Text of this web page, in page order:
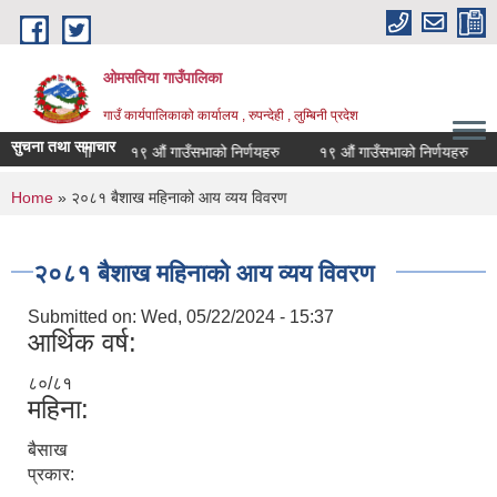
Skip to main content
ओमसतिया गाउँपालिका
गाउँ कार्यपालिकाको कार्यालय , रुपन्देही , लुम्बिनी प्रदेश
सुचना तथा समाचार
सूचना १९ औं गाउँसभाको निर्णयहरु १९ औं गाउँसभाको निर्णयहरु
You are here
Home » २०८१ बैशाख महिनाको आय व्यय विवरण
२०८१ बैशाख महिनाको आय व्यय विवरण
Submitted on: Wed, 05/22/2024 - 15:37
आर्थिक वर्ष:
८०/८१
महिना:
बैसाख
प्रकार: